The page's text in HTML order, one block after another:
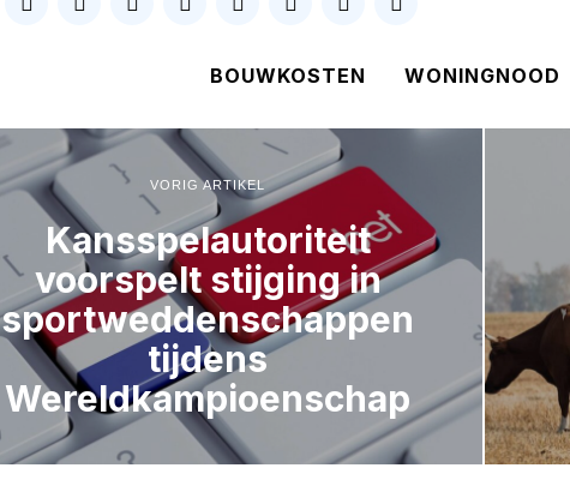
BOUWKOSTEN WONINGNOOD
VORIG ARTIKEL
Kansspelautoriteit
voorspelt stijging in
sportweddenschappen
tijdens
Wereldkampioenschap